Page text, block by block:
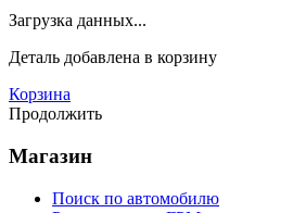
Загрузка данных...
Деталь добавлена в корзину
Корзина
Продолжить
Магазин
Поиск по автомобилю